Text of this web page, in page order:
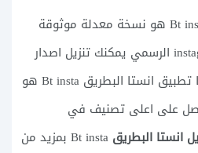
Bt insta apk هو نسخة معدلة موثوقة
وشائعة من انستقرام instagram الرسمي يمكنك تنزيل اصدار
2023 المحدث مجانا من هنا تطبيق انستا البطريق Bt insta هو
على اعلى تصنيف في
انستا البطريق
Bt insta بمزيد من